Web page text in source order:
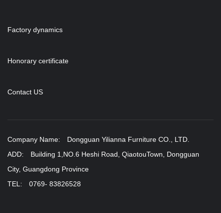
Factory dynamics
Honorary certificate
Contact US
Company Name: Dongguan Yilianna Furniture CO., LTD.
ADD: Building 1,NO.6 Heshi Road, QiaotouTown, Dongguan
City, Guangdong Province
TEL: 0769- 83826528